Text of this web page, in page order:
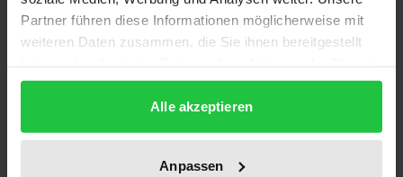
Partner führen diese Informationen möglicherweise mit
weiteren Daten zusammen, die Sie ihnen bereitgestellt
gesammelt haben.
Alle akzeptieren
Anpassen
Untertitel
Zur staatlichen Einwirkung auf Presse, Rundfunk,
Erscheinungsdatum
13.07.1978